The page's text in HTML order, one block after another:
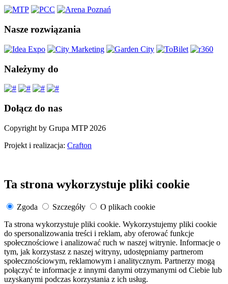
Nasze rozwiązania
Należymy do
Dołącz do nas
Copyright by Grupa MTP 2026
Projekt i realizacja: Crafton
Ta strona wykorzystuje pliki cookie
Zgoda Szczegóły
O plikach cookie
Ta strona wykorzystuje pliki cookie. Wykorzystujemy pliki cookie
do spersonalizowania treści i reklam, aby oferować funkcje
społecznościowe i analizować ruch w naszej witrynie. Informacje o
tym, jak korzystasz z naszej witryny, udostępniamy partnerom
społecznościowym, reklamowym i analitycznym. Partnerzy mogą
połączyć te informacje z innymi danymi otrzymanymi od Ciebie lub
uzyskanymi podczas korzystania z ich usług.